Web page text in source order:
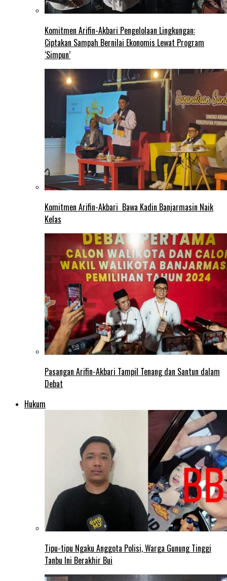
Komitmen Arifin-Akbari Pengelolaan Lingkungan:
Ciptakan Sampah Bernilai Ekonomis Lewat Program
‘Simpun’
Komitmen Arifin-Akbari Bawa Kadin Banjarmasin Naik
Kelas
Pasangan Arifin-Akbari Tampil Tenang dan Santun dalam
Debat
Hukum
Tipu-tipu Ngaku Anggota Polisi, Warga Gunung Tinggi
Tanbu Ini Berakhir Bui